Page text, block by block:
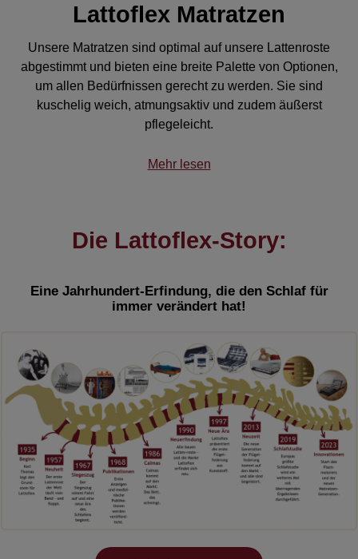
Lattoflex Matratzen
Unsere Matratzen sind optimal auf unsere Lattenroste
abgestimmt und bieten eine breite Palette von Optionen,
um allen Bedürfnissen gerecht zu werden. Sie sind
kuschelig weich, atmungsaktiv und zudem äußerst
pflegeleicht.
Mehr lesen
Die Lattoflex-Story:
Eine Jahrhundert-Erfindung, die den Schlaf für
immer verändert hat!